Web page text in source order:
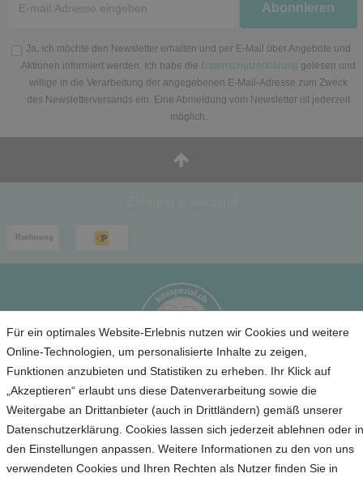
Honig
Abonnieren
Ja, ich möchte den Newsletter erhalten und per E-Mail über Angebote und
Aktionen informiert werden. Ich habe die Datenschutzerklärung gelesen und
willige in die Verarbeitung der angegebenen E-Mail-Adresse zum Zweck
des Newsletterversands ein. Eine Abmeldung vom Newsletter ist jederzeit
möglich.
Für ein optimales Website-Erlebnis nutzen wir Cookies und weitere
Online-Technologien, um personalisierte Inhalte zu zeigen,
Funktionen anzubieten und Statistiken zu erheben. Ihr Klick auf
„Akzeptieren“ erlaubt uns diese Datenverarbeitung sowie die
Weitergabe an Drittanbieter (auch in Drittländern) gemäß unserer
Datenschutzerklärung. Cookies lassen sich jederzeit ablehnen oder in
den Einstellungen anpassen. Weitere Informationen zu den von uns
verwendeten Cookies und Ihren Rechten als Nutzer finden Sie in
Service
Unternehmen